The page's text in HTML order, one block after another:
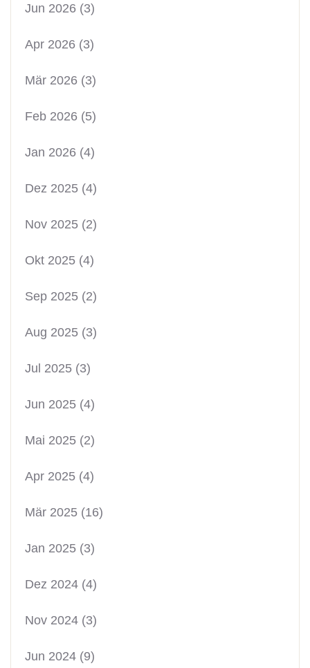
Jun 2026 (3)
Apr 2026 (3)
Mär 2026 (3)
Feb 2026 (5)
Jan 2026 (4)
Dez 2025 (4)
Nov 2025 (2)
Okt 2025 (4)
Sep 2025 (2)
Aug 2025 (3)
Jul 2025 (3)
Jun 2025 (4)
Mai 2025 (2)
Apr 2025 (4)
Mär 2025 (16)
Jan 2025 (3)
Dez 2024 (4)
Nov 2024 (3)
Jun 2024 (9)